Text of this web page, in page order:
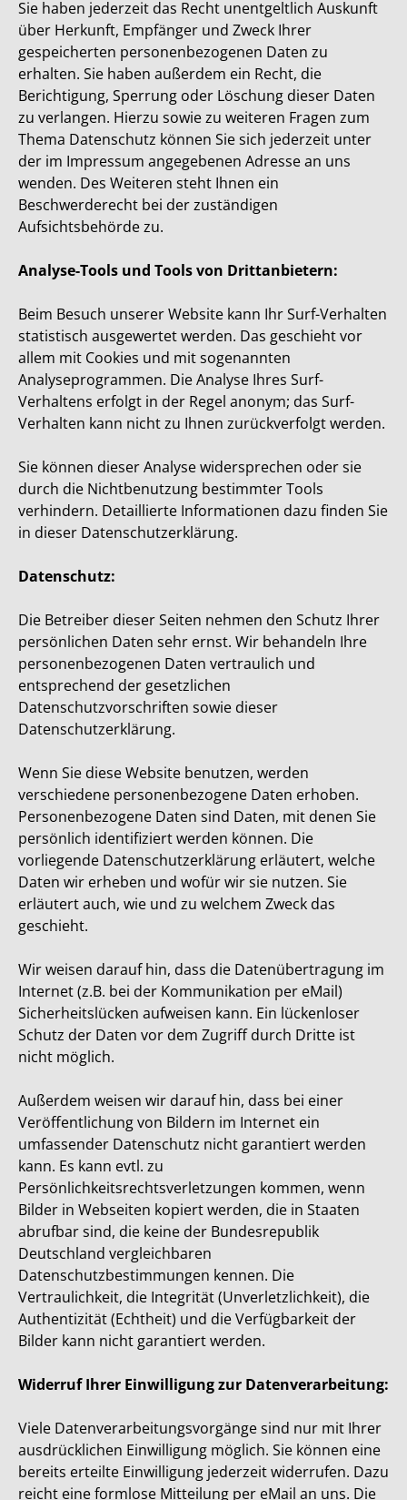
Sie haben jederzeit das Recht unentgeltlich Auskunft
über Herkunft, Empfänger und Zweck Ihrer
gespeicherten personenbezogenen Daten zu
erhalten. Sie haben außerdem ein Recht, die
Berichtigung, Sperrung oder Löschung dieser Daten
zu verlangen. Hierzu sowie zu weiteren Fragen zum
Thema Datenschutz können Sie sich jederzeit unter
der im Impressum angegebenen Adresse an uns
wenden. Des Weiteren steht Ihnen ein
Beschwerderecht bei der zuständigen
Aufsichtsbehörde zu.
Analyse-Tools und Tools von Drittanbietern:
Beim Besuch unserer Website kann Ihr Surf-Verhalten
statistisch ausgewertet werden. Das geschieht vor
allem mit Cookies und mit sogenannten
Analyseprogrammen. Die Analyse Ihres Surf-
Verhaltens erfolgt in der Regel anonym; das Surf-
Verhalten kann nicht zu Ihnen zurückverfolgt werden.
Sie können dieser Analyse widersprechen oder sie
durch die Nichtbenutzung bestimmter Tools
verhindern. Detaillierte Informationen dazu finden Sie
in dieser Datenschutzerklärung.
Datenschutz:
Die Betreiber dieser Seiten nehmen den Schutz Ihrer
persönlichen Daten sehr ernst. Wir behandeln Ihre
personenbezogenen Daten vertraulich und
entsprechend der gesetzlichen
Datenschutzvorschriften sowie dieser
Datenschutzerklärung.
Wenn Sie diese Website benutzen, werden
verschiedene personenbezogene Daten erhoben.
Personenbezogene Daten sind Daten, mit denen Sie
persönlich identifiziert werden können. Die
vorliegende Datenschutzerklärung erläutert, welche
Daten wir erheben und wofür wir sie nutzen. Sie
erläutert auch, wie und zu welchem Zweck das
geschieht.
Wir weisen darauf hin, dass die Datenübertragung im
Internet (z.B. bei der Kommunikation per eMail)
Sicherheitslücken aufweisen kann. Ein lückenloser
Schutz der Daten vor dem Zugriff durch Dritte ist
nicht möglich.
Außerdem weisen wir darauf hin, dass bei einer
Veröffentlichung von Bildern im Internet ein
umfassender Datenschutz nicht garantiert werden
kann. Es kann evtl. zu
Persönlichkeitsrechtsverletzungen kommen, wenn
Bilder in Webseiten kopiert werden, die in Staaten
abrufbar sind, die keine der Bundesrepublik
Deutschland vergleichbaren
Datenschutzbestimmungen kennen. Die
Vertraulichkeit, die Integrität (Unverletzlichkeit), die
Authentizität (Echtheit) und die Verfügbarkeit der
Bilder kann nicht garantiert werden.
Widerruf Ihrer Einwilligung zur Datenverarbeitung:
Viele Datenverarbeitungsvorgänge sind nur mit Ihrer
ausdrücklichen Einwilligung möglich. Sie können eine
bereits erteilte Einwilligung jederzeit widerrufen. Dazu
reicht eine formlose Mitteilung per eMail an uns. Die